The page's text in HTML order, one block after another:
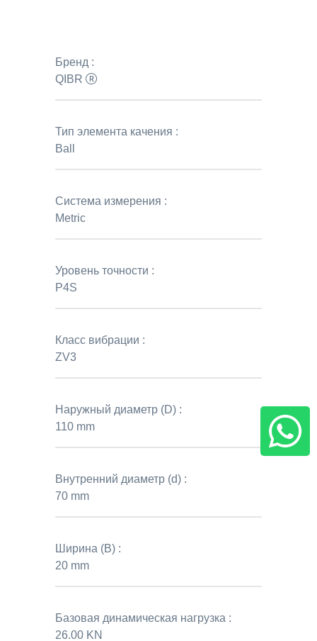
Бренд :
QIBR
Тип элемента качения :
Ball
Система измерения :
Metric
Уровень точности :
P4S
Класс вибрации :
ZV3
Наружный диаметр (D) :
110 mm
Внутренний диаметр (d) :
70 mm
Ширина (B) :
20 mm
Базовая динамическая нагрузка :
26.00 KN